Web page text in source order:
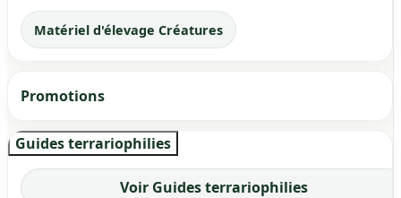
Matériel d'élevage Créatures
Promotions
Guides terrariophilies
Voir Guides terrariophilies